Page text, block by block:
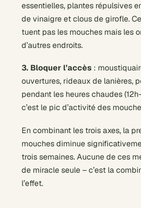
essentielles, plantes répulsives
de vinaigre et clous de girofle.
tuent pas les mouches mais les
d’autres endroits.
3. Bloquer l’accès :
ouvertures, rideaux de lanières,
pendant les heures chaudes
c’est le pic d’activité des
En combinant les trois axes, la
mouches diminue
trois semaines. Aucune de ces
de miracle seule – c’est la
l’effet.